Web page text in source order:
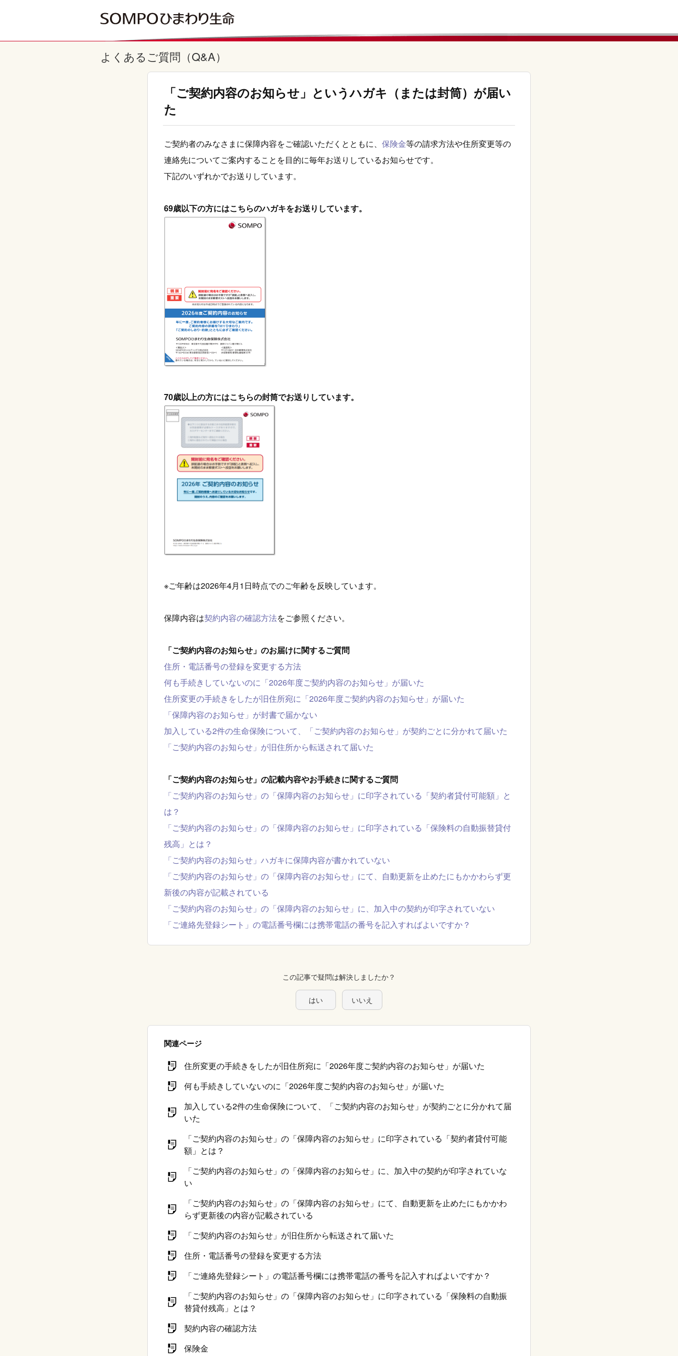
よくあるご質問（Q&A）
「ご契約内容のお知らせ」というハガキ（または封筒）が届い
た
ご契約者のみなさまに保障内容をご確認いただくとともに、 保険金等の請求方法や住所変更等の
連絡先についてご案内することを目的に毎年お送りしているお知らせです。
下記のいずれかでお送りしています。
69歳以下の方にはこちらのハガキをお送りしています。
70歳以上の方にはこちらの封筒でお送りしています。
※ご年齢は2026年4月1日時点でのご年齢を反映しています。
保障内容は契約内容の確認方法をご参照ください。
「ご契約内容のお知らせ」のお届けに関するご質問
住所・電話番号の登録を変更する方法
何も手続きしていないのに「2026年度ご契約内容のお知らせ」が届いた
住所変更の手続きをしたが旧住所宛に「2026年度ご契約内容のお知らせ」が届いた
「保障内容のお知らせ」が封書で届かない
加入している2件の生命保険について、「ご契約内容のお知らせ」が契約ごとに分かれて届いた
「ご契約内容のお知らせ」が旧住所から転送されて届いた
「ご契約内容のお知らせ」の記載内容やお手続きに関するご質問
「ご契約内容のお知らせ」の「保障内容のお知らせ」に印字されている「契約者貸付可能額」と
は？
「ご契約内容のお知らせ」の「保障内容のお知らせ」に印字されている「保険料の自動振替貸付
残高」とは？
「ご契約内容のお知らせ」ハガキに保障内容が書かれていない
「ご契約内容のお知らせ」の「保障内容のお知らせ」にて、自動更新を止めたにもかかわらず更
新後の内容が記載されている
「ご契約内容のお知らせ」の「保障内容のお知らせ」に、加入中の契約が印字されていない
「ご連絡先登録シート」の電話番号欄には携帯電話の番号を記入すればよいですか？
この記事で疑問は解決しましたか？
はい いいえ
関連ページ
住所変更の手続きをしたが旧住所宛に「2026年度ご契約内容のお知らせ」が届いた
何も手続きしていないのに「2026年度ご契約内容のお知らせ」が届いた
加入している2件の生命保険について、「ご契約内容のお知らせ」が契約ごとに分かれて届
いた
「ご契約内容のお知らせ」の「保障内容のお知らせ」に印字されている「契約者貸付可能
額」とは？
「ご契約内容のお知らせ」の「保障内容のお知らせ」に、加入中の契約が印字されていな
い
「ご契約内容のお知らせ」の「保障内容のお知らせ」にて、自動更新を止めたにもかかわ
らず更新後の内容が記載されている
「ご契約内容のお知らせ」が旧住所から転送されて届いた
住所・電話番号の登録を変更する方法
「ご連絡先登録シート」の電話番号欄には携帯電話の番号を記入すればよいですか？
「ご契約内容のお知らせ」の「保障内容のお知らせ」に印字されている「保険料の自動振
替貸付残高」とは？
契約内容の確認方法
保険金